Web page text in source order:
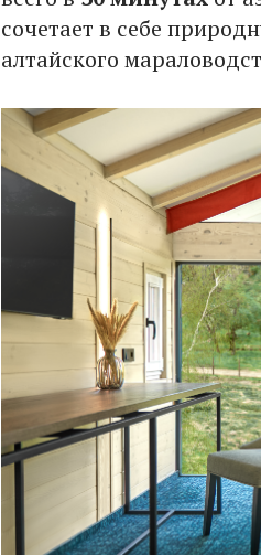
сочетает в себе
алтайского